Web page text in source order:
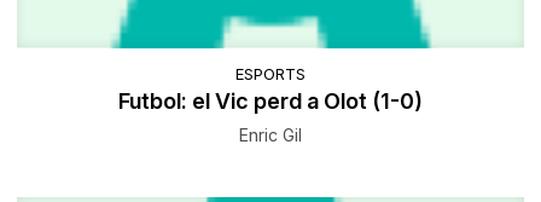
ESPORTS
Futbol: el Vic perd a Olot (1-0)
Enric Gil